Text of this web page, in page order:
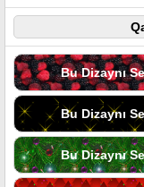
Bu Dizaynı
Bu Dizaynı
Bu Dizaynı